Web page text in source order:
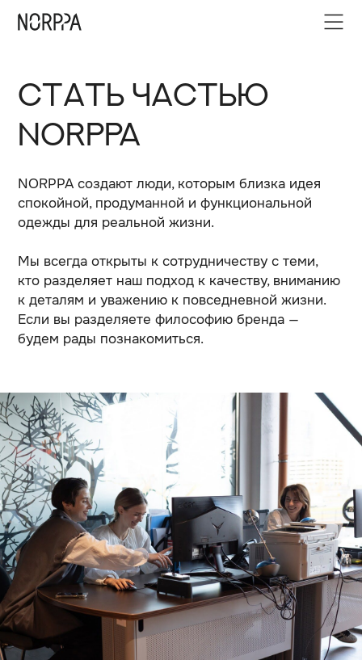
NORPPA
NORPPA создают люди, которым близка идея
спокойной, продуманной и функциональной
Мы всегда открыты к сотрудничеству с теми,
кто разделяет наш подход к качеству, вниманию
к деталям и уважению к повседневной жизни.
Если вы разделяете философию бренда —
Для тех, кто хочет стать частью команды
Работа в NORPPA